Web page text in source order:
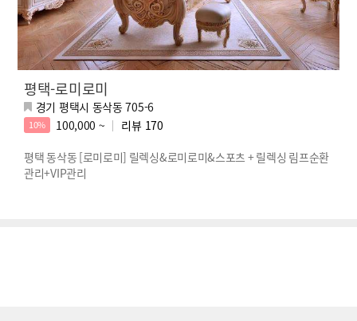
평택-로미로미
경기 평택시 동삭동 705-6
10% 100,000 ~ 리뷰 170
평택 동삭동 [로미로미] 릴렉싱&로미로미&스포츠 + 릴렉싱 림프순환
관리+VIP관리